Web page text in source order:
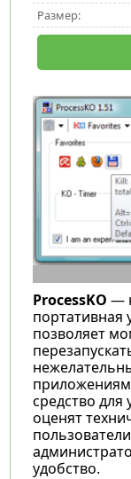
Размер:
ProcessKO —
портативная
позволяет
средство
оценят
удобство.